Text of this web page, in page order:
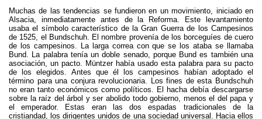
Muchas de las tendencias se fundieron en un movimiento, iniciado en
Alsacia, inmediatamente antes de la Reforma. Este levantamiento
usaba el símbolo característico de la Gran Guerra de los Campesinos
de 1525, el Bundschuh. El nombre provenía de los borceguíes de cuero
de los campesinos. La larga correa con que se los ataba se llamaba
Bund. La palabra tenía un doble senado, porque Bund es también una
asociación, un pacto. Müntzer había usado esta palabra para su pacto
de los elegidos. Antes que él los campesinos habían adoptado el
término para una conjura revolucionaria. Los fines de esta Bundschuh
no eran tanto económicos como políticos. El hacha debía descargarse
sobre la raíz del árbol y ser abolido todo gobierno, menos el del papa y
el emperador. Estas eran las dos espadas tradicionales de la
cristiandad, los dirigentes unidos de una sociedad universal. Hacia ellos